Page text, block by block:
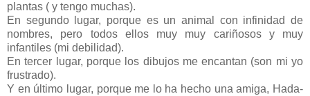
plantas ( y tengo muchas).
En segundo lugar, porque es un animal con infinidad de
nombres, pero todos ellos muy muy cariñosos y muy
infantiles (mi debilidad).
En tercer lugar, porque los dibujos me encantan (son mi yo
frustrado).
Y en último lugar, porque me lo ha hecho una amiga, Hada-